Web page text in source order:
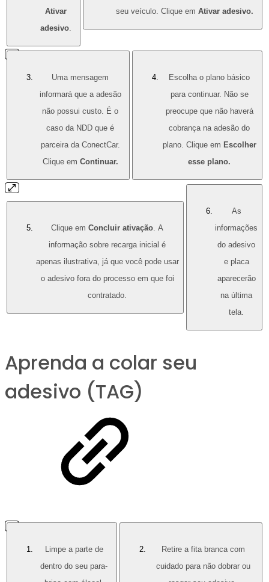
Ativar
adesivo.
seu veículo. Clique em Ativar adesivo.
Uma mensagem
informará que a adesão
não possui custo. É o
caso da NDD que é
parceira da ConectCar.
Clique em Continuar.
Escolha o plano básico
para continuar. Não se
preocupe que não haverá
cobrança na adesão do
plano. Clique em Escolher
esse plano.
Clique em Concluir ativação. A
informação sobre recarga inicial é
apenas ilustrativa, já que você pode usar
o adesivo fora do processo em que foi
contratado.
As
informações
do adesivo
e placa
aparecerão
na última
tela.
Aprenda a colar seu
adesivo (TAG)
Limpe a parte de
dentro do seu para-
Retire a fita branca com
cuidado para não dobrar ou